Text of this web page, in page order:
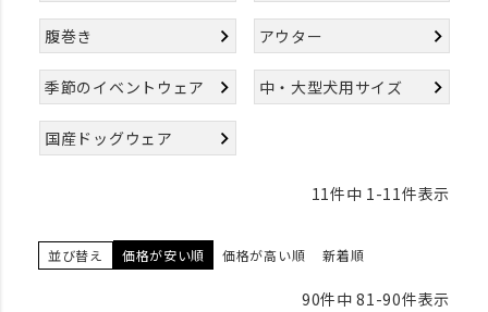
腹巻き アウター
季節のイベントウェア 中・大型犬用サイズ
国産ドッグウェア
11件中 1-11件表示
並び替え 価格が安い順 価格が高い順 新着順
90件中 81-90件表示